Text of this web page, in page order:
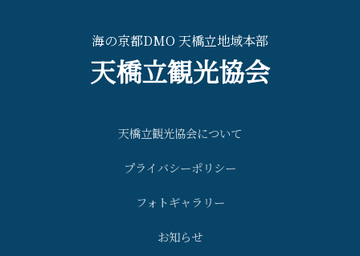
海の京都DMO 天橋立地域本部
天橋立観光協会
天橋立観光協会について
プライバシーポリシー
フォトギャラリー
お知らせ